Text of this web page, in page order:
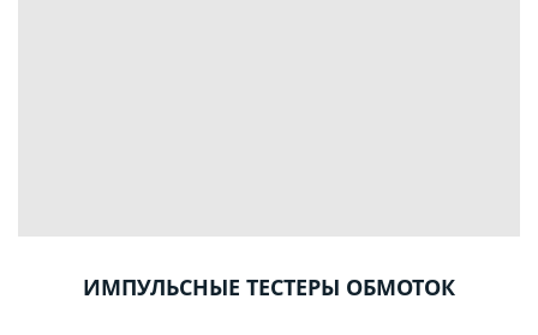
ИМПУЛЬСНЫЕ ТЕСТЕРЫ ОБМОТОК